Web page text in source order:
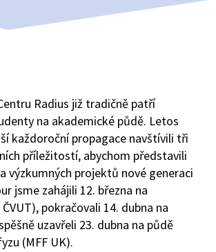
Radius již tradičně patří
na akademické půdě. Letos
každoroční propagace navštívili tři
příležitostí, abychom představili
výzkumných projektů nové generaci
jsme zahájili 12. března na
ČVUT), pokračovali 14. dubna na
uzavřeli 23. dubna na půdě
(MFF UK).